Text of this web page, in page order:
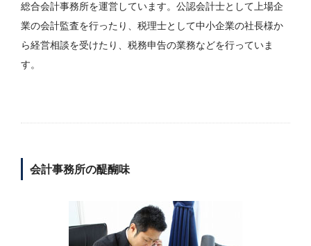
総合会計事務所を運営しています。公認会計士として上場企
業の会計監査を行ったり、税理士として中小企業の社長様か
ら経営相談を受けたり、税務申告の業務などを行っていま
す。
会計事務所の醍醐味